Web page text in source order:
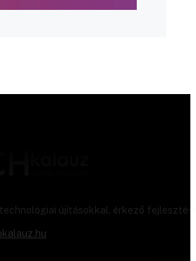
technológiai újításokkal, érkező